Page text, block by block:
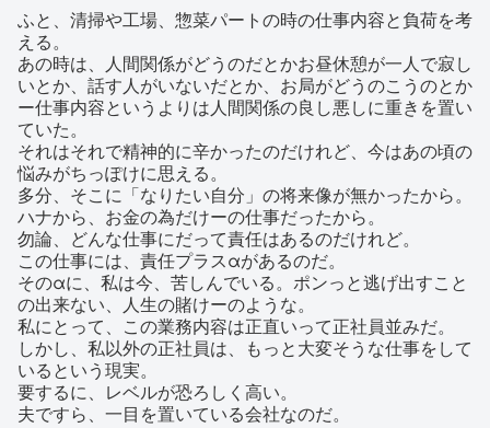
ふと、清掃や工場、惣菜パートの時の仕事内容と負荷を考
える。
あの時は、人間関係がどうのだとかお昼休憩が一人で寂し
いとか、話す人がいないだとか、お局がどうのこうのとか
ー仕事内容というよりは人間関係の良し悪しに重きを置い
ていた。
それはそれで精神的に辛かったのだけれど、今はあの頃の
悩みがちっぽけに思える。
多分、そこに「なりたい自分」の将来像が無かったから。
ハナから、お金の為だけーの仕事だったから。
勿論、どんな仕事にだって責任はあるのだけれど。
この仕事には、責任プラスαがあるのだ。
そのαに、私は今、苦しんでいる。ポンっと逃げ出すこと
の出来ない、人生の賭けーのような。
私にとって、この業務内容は正直いって正社員並みだ。
しかし、私以外の正社員は、もっと大変そうな仕事をして
いるという現実。
要するに、レベルが恐ろしく高い。
夫ですら、一目を置いている会社なのだ。